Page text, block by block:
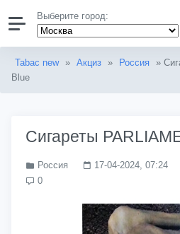
Выберите город:
Tabac new » Акциз » Россия
»
Blue
Сигареты
Россия 17-04-2024, 07:24
0